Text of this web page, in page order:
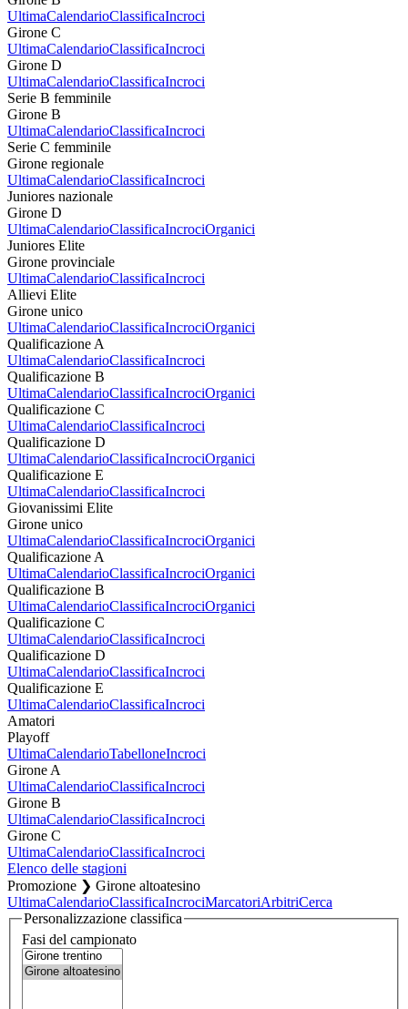
UltimaCalendarioClassificaIncroci
Girone C
UltimaCalendarioClassificaIncroci
Girone D
UltimaCalendarioClassificaIncroci
Serie B femminile
Girone B
UltimaCalendarioClassificaIncroci
Serie C femminile
Girone regionale
UltimaCalendarioClassificaIncroci
Juniores nazionale
Girone D
UltimaCalendarioClassificaIncrociOrganici
Juniores Elite
Girone provinciale
UltimaCalendarioClassificaIncroci
Allievi Elite
Girone unico
UltimaCalendarioClassificaIncrociOrganici
Qualificazione A
UltimaCalendarioClassificaIncroci
Qualificazione B
UltimaCalendarioClassificaIncrociOrganici
Qualificazione C
UltimaCalendarioClassificaIncroci
Qualificazione D
UltimaCalendarioClassificaIncrociOrganici
Qualificazione E
UltimaCalendarioClassificaIncroci
Giovanissimi Elite
Girone unico
UltimaCalendarioClassificaIncrociOrganici
Qualificazione A
UltimaCalendarioClassificaIncrociOrganici
Qualificazione B
UltimaCalendarioClassificaIncrociOrganici
Qualificazione C
UltimaCalendarioClassificaIncroci
Qualificazione D
UltimaCalendarioClassificaIncroci
Qualificazione E
UltimaCalendarioClassificaIncroci
Amatori
Playoff
UltimaCalendarioTabelloneIncroci
Girone A
UltimaCalendarioClassificaIncroci
Girone B
UltimaCalendarioClassificaIncroci
Girone C
UltimaCalendarioClassificaIncroci
Elenco delle stagioni
Promozione ❯ Girone altoatesino
UltimaCalendarioClassificaIncrociMarcatoriArbitriCerca
Personalizzazione classifica
Fasi del campionato